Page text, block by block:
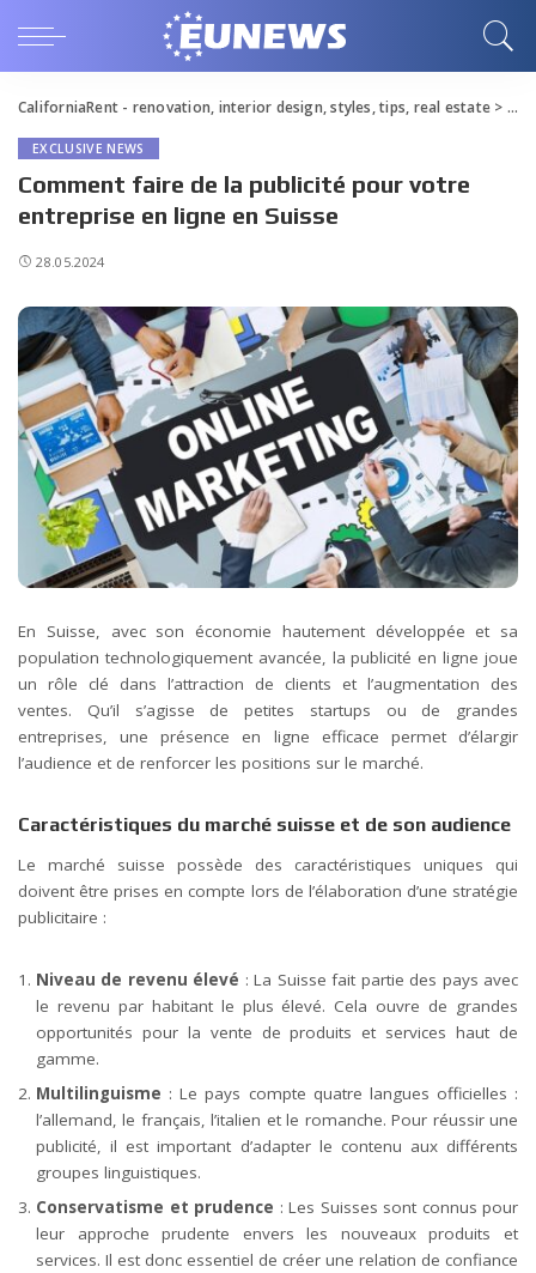
CaliforniaRent - renovation, interior design, styles, tips, real estate>
EXCLUSIVE NEWS
Comment faire de la publicité pour votre
entreprise en ligne en Suisse
28.05.2024
En Suisse, avec son économie hautement développée et sa
population technologiquement avancée, la publicité en ligne joue
un rôle clé dans l’attraction de clients et l’augmentation des
ventes. Qu’il s’agisse de petites startups ou de grandes
entreprises, une présence en ligne efficace permet d’élargir
l’audience et de renforcer les positions sur le marché.
Caractéristiques du marché suisse et de son audience
Le marché suisse possède des caractéristiques uniques qui
doivent être prises en compte lors de l’élaboration d’une stratégie
publicitaire :
Niveau de revenu élevé : La Suisse fait partie des pays avec
le revenu par habitant le plus élevé. Cela ouvre de grandes
opportunités pour la vente de produits et services haut de
gamme.
Multilinguisme : Le pays compte quatre langues officielles :
l’allemand, le français, l’italien et le romanche. Pour réussir une
publicité, il est important d’adapter le contenu aux différents
groupes linguistiques.
Conservatisme et prudence : Les Suisses sont connus pour
leur approche prudente envers les nouveaux produits et
services. Il est donc essentiel de créer une relation de confiance